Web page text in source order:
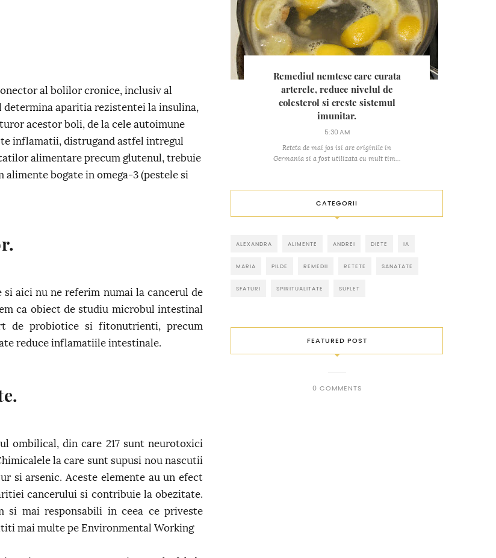
al bolilor cronice, inclusiv al
aparitia rezistentei la insulina,
acestor boli, de la cele autoimune
inflamatii, distrugand astfel intregul
alimentare precum glutenul, trebuie
bogate in omega-3 (pestele si
aici nu ne referim numai la cancerul de
ca obiect de studiu microbul intestinal
de probiotice si fitonutrienti, precum
reduce inflamatiile intestinale.
ombilical, din care 217 sunt neurotoxici
la care sunt supusi nou nascutii
si arsenic. Aceste elemente au un efect
cancerului si contribuie la obezitate.
si mai responsabili in ceea ce priveste
mai multe pe Environmental Working
Remediul nemtesc care curata
arterele, reduce nivelul de
colesterol si creste sistemul
imunitar.
5:30 AM
Reteta de mai jos isi are originile in
Germania si a fost utilizata cu mult tim...
CATEGORII
ALEXANDRA ALIMENTE ANDREI DIETE IA
MARIA PILDE REMEDII RETETE SANATATE
SFATURI SPIRITUALITATE SUFLET
FEATURED POST
0 COMMENTS